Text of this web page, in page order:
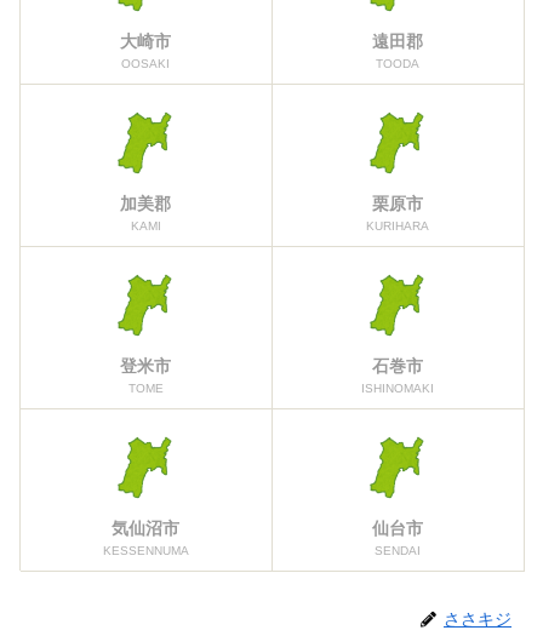
大崎市
OOSAKI
遠田郡
TOODA
加美郡
KAMI
栗原市
KURIHARA
登米市
TOME
石巻市
ISHINOMAKI
気仙沼市
KESSENNUMA
仙台市
SENDAI
ささキジ